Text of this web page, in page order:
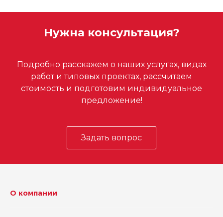
Нужна консультация?
Подробно расскажем о наших услугах, видах
работ и типовых проектах, рассчитаем
стоимость и подготовим индивидуальное
предложение!
Задать вопрос
О компании